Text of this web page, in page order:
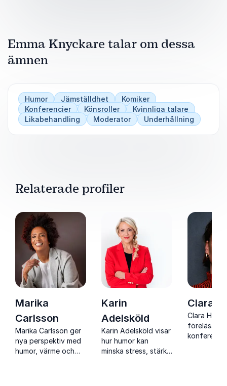
Humorkollo som lockar fler tjejer till
och värme.
Emma Knyckare talar om dessa
ämnen
Humor Jämställdhet
Komiker
Konferencier
Könsroller
Kvinnliga talare
Likabehandling
Moderator Underhållning
Relaterade profiler
Marika
Carlsson
Marika Carlsson ger
nya perspektiv med
humor, värme och
Karin
Adelsköld
Karin Adelsköld visar
hur humor kan
minska stress, stärka
Clara
Clara
föreläsare,